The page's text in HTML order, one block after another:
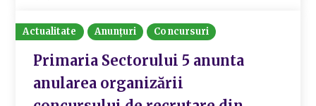
Actualitate Anunțuri Concursuri
Primaria Sectorului 5 anunta
anularea organizării